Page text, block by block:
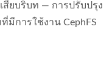
สียบริบท — การปรับปรุง
การใช้งาน CephFS